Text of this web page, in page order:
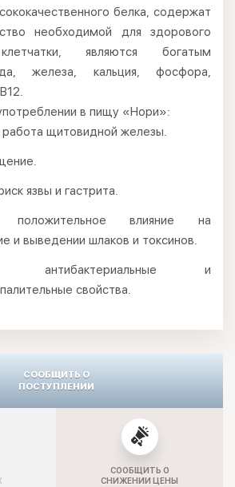
белка, содержат
необходимой для здорового
являются богатым
железа, кальция, фосфора,
в пищу «Нори»:
работа щитовидной железы.
язвы и гастрита.
положительное влияние на
и выведении шлаков и токсинов.
антибактериальные и
свойства.
СООБЩИТЬ О
ПОСТУПЛЕНИИ
СООБЩИТЬ О
СНИЖЕНИИ ЦЕНЫ